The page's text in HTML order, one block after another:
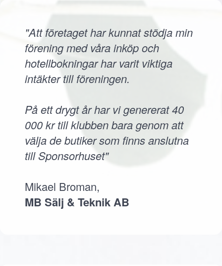
"Att företaget har kunnat stödja min
förening med våra inköp och
hotellbokningar har varit viktiga
intäkter till föreningen.
På ett drygt år har vi genererat 40
000 kr till klubben bara genom att
välja de butiker som finns anslutna
till Sponsorhuset"
Mikael Broman,
MB Sälj & Teknik AB